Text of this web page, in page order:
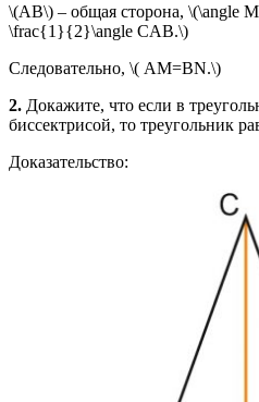
\(AB\) – общая сторона, \(\angle
\frac{1}{2}\angle CAB.\)
Следовательно, \( AM=BN.\)
2. Докажите, что если в
биссектрисой, то треугольник
Доказательство: